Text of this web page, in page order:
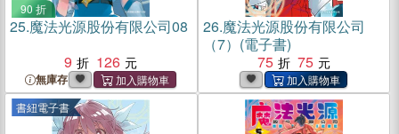
90 折
25.魔法光源股份有限公司08
9
126
無庫存
26.魔法光源股份有限公司
（7）(電子書)
75
75
書紐電子書